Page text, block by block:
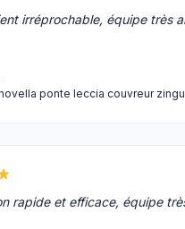
irréprochable, équipe très
ponte leccia couvreur
rapide et efficace, équipe